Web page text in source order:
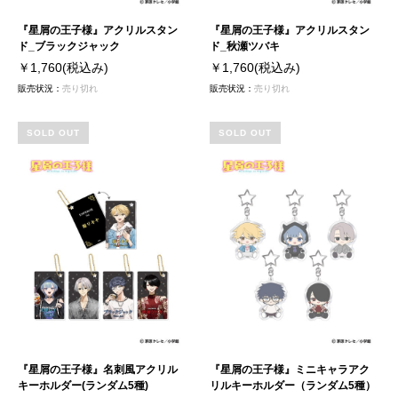
『星屑の王子様』アクリルスタン
ド_ブラックジャック
￥1,760(税込み)
販売状況： 売り切れ
『星屑の王子様』アクリルスタン
ド_秋瀬ツバキ
￥1,760(税込み)
販売状況：売り切れ
SOLD OUT
『星屑の王子様』名刺風アクリル
キーホルダー(ランダム5種)
SOLD OUT
『星屑の王子様』ミニキャラアク
リルキーホルダー（ランダム5種）